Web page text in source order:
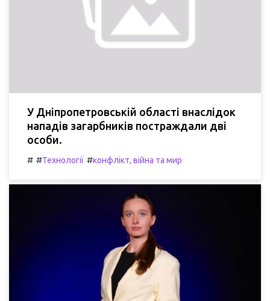
У Дніпропетровській області внаслідок
нападів загарбників постраждали дві
особи.
# #Технології #конфлікт, війна та мир